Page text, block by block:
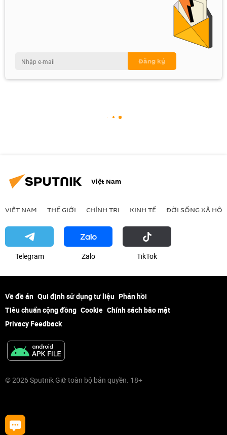
Việt Nam
VIỆT NAM THẾ GIỚI CHÍNH TRỊ KINH TẾ ĐỜI SỐNG XÃ HỘI
Telegram Zalo ТikТоk
Về đề án Qui định sử dụng tư liệu Phản hồi
Tiêu chuẩn cộng đồng Cookie Chính sách bảo mật
Privacy Feedback
© 2026 Sputnik Giữ toàn bộ bản quyền. 18+